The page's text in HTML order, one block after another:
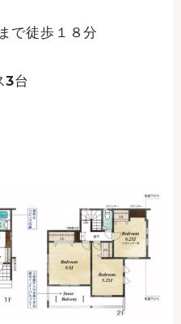
で徒歩１８分
3台